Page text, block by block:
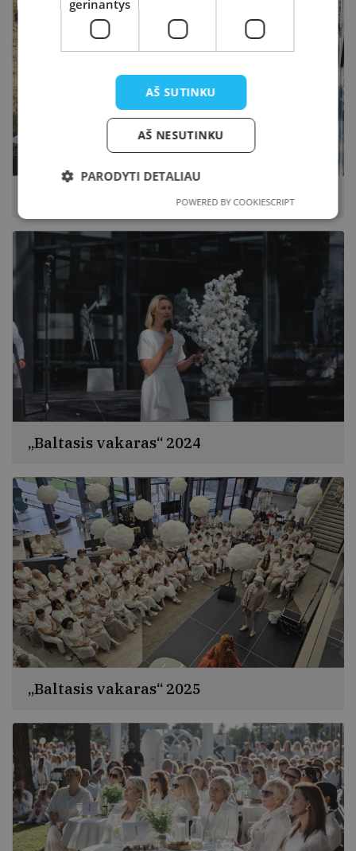
„Baltasis vakaras“ 2023
„Baltasis vakaras“ 2024
„Baltasis vakaras“ 2025
gerinantys
AŠ SUTINKU
AŠ NESUTINKU
PARODYTI DETALIAU
POWERED BY COOKIESCRIPT